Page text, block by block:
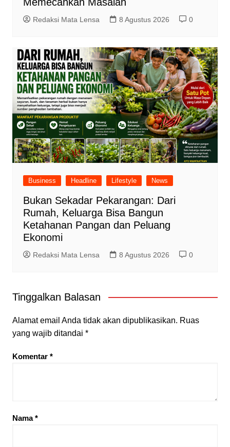
Redaksi Mata Lensa 8 Agustus 2026 0
Business Headline Lifestyle News
Bukan Sekadar Pekarangan: Dari
Rumah, Keluarga Bisa Bangun
Ketahanan Pangan dan Peluang
Ekonomi
Redaksi Mata Lensa 8 Agustus 2026 0
Tinggalkan Balasan
Alamat email Anda tidak akan dipublikasikan. Ruas
yang wajib ditandai *
Komentar *
Nama*